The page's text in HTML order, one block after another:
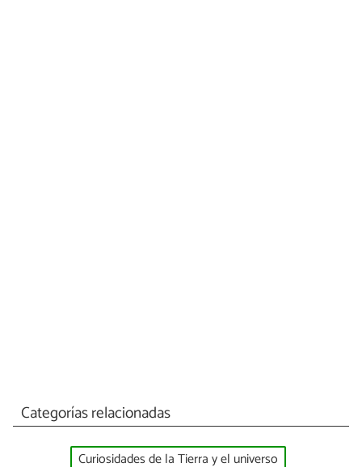
Categorías relacionadas
Curiosidades de la Tierra y el universo